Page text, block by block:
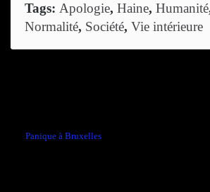
Tags: Apologie, Haine, Humanité
Normalité, Société, Vie intérieure
Panique à Bruxelles